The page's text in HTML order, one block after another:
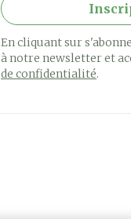
En cliquant sur
à notre newsletter et
de confidentialité.